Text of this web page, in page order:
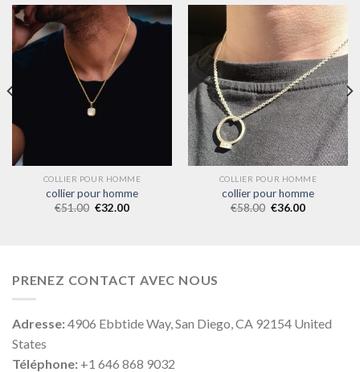
COLLIER POUR HOMME
collier pour homme
€51.00 €32.00
COLLIER POUR HOMME
collier pour homme
€58.00 €36.00
PRENEZ CONTACT AVEC NOUS
Adresse:4906 Ebbtide Way, San Diego, CA 92154 United
States
Téléphone: +1 646 868 9032